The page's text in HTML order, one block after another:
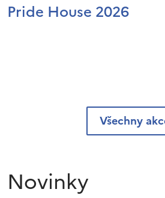
Pride House 2026
Všechny
Novinky